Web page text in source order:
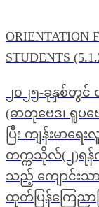
ORIENTATION
STUDENTS
၂၀၂၅-ခုနှစ်တွင်
(ဓာတုဗေဒ၊ ရူပ
ပြီး ကျန်းမာရေ
တက္ကသိုလ်(၂)ရန်
သည့် ကျောင်းသာ
ထုတ်ပြန်ကြေညာခ